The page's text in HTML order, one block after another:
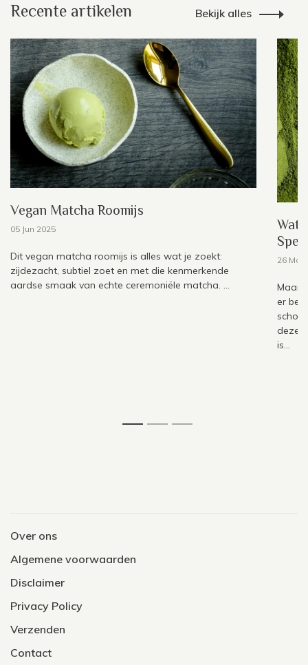
Recente artikelen Bekijk alles
Vegan Matcha Roomijs
05 Jun 2025
Dit vegan matcha roomijs is alles wat je zoekt:
zijdezacht, subtiel zoet en met die kenmerkende
aardse smaak van echte ceremoniële matcha. ...
Wat
26 May
Maar
er
deze
is...
Over ons
Algemene voorwaarden
Disclaimer
Privacy Policy
Verzenden
Contact